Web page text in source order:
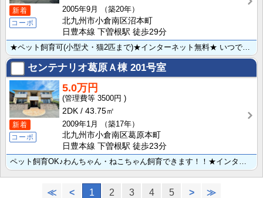
新着
コーポ
2005年9月
（築20年）
北九州市小倉南区沼本町
日豊本線 下曽根駅 徒歩29分
★ペット飼育可(小型犬・猫2匹まで)★インターネット無料★ いつでもあたたかいお風呂が楽しめる追い焚･･･
センテナリオ葛原Ａ棟 201号室
新着
コーポ
5.0万円
3500円
2DK
43.75㎡
2009年1月
（築17年）
北九州市小倉南区葛原本町
日豊本線 下曽根駅 徒歩23分
ペット飼育OK♪わんちゃん・ねこちゃん飼育できます！！★インターネット月額使用料が無料になりました!･･･
≪ < 1 2 3 4 5 > ≫